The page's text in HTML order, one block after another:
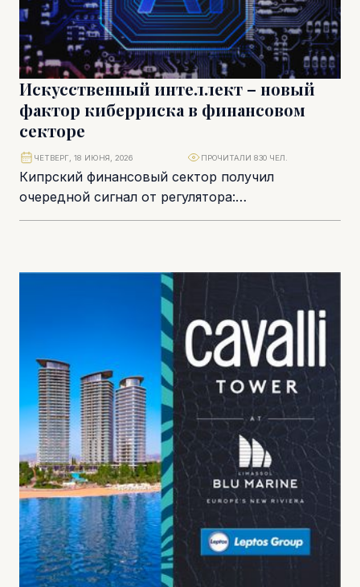
Искусственный интеллект – новый
фактор киберриска в финансовом
секторе
Кипрский финансовый сектор получил
очередной сигнал от регулятора:
кибербезопасность больше нельзя
ЧЕТВЕРГ, 18 ИЮНЯ, 2026 ПРОЧИТАЛИ 830 ЧЕЛ.